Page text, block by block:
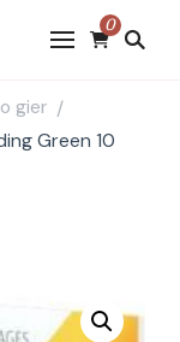
0
gier /
Green 10